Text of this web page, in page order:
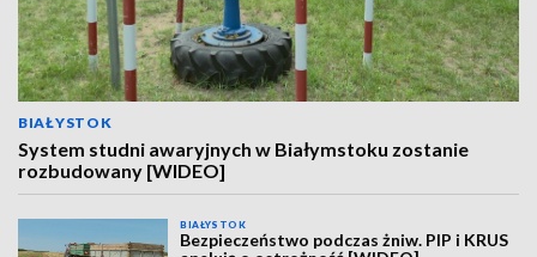
BIAŁYSTOK
System studni awaryjnych w Białymstoku zostanie
rozbudowany [WIDEO]
BIAŁYSTOK
Bezpieczeństwo podczas żniw. PIP i KRUS